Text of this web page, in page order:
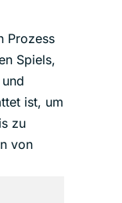
Prozess
Spiels,
ist, um
zu
von